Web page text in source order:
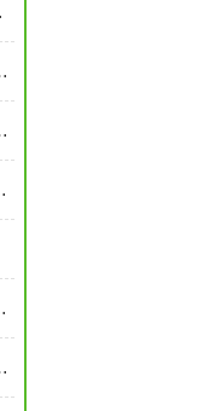
延缓
则是什么？
单，实则复杂
求进行调整
有这几个
、高效、节能